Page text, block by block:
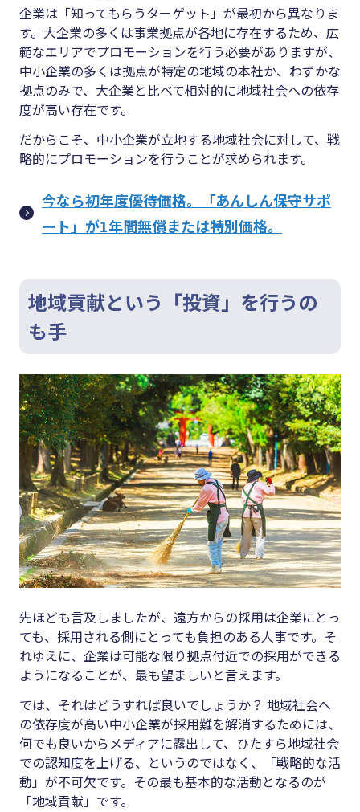
企業は「知ってもらうターゲット」が最初から異なりま
す。大企業の多くは事業拠点が各地に存在するため、広
範なエリアでプロモーションを行う必要がありますが、
中小企業の多くは拠点が特定の地域の本社か、わずかな
拠点のみで、大企業と比べて相対的に地域社会への依存
度が高い存在です。
だからこそ、中小企業が立地する地域社会に対して、戦
略的にプロモーションを行うことが求められます。
今なら初年度優待価格。「あんしん保守サポ
ート」が1年間無償または特別価格。
地域貢献という「投資」を行うの
も手
先ほども言及しましたが、遠方からの採用は企業にとっ
ても、採用される側にとっても負担のある人事です。そ
れゆえに、企業は可能な限り拠点付近での採用ができる
ようになることが、最も望ましいと言えます。
では、それはどうすれば良いでしょうか？ 地域社会へ
の依存度が高い中小企業が採用難を解消するためには、
何でも良いからメディアに露出して、ひたすら地域社会
での認知度を上げる、というのではなく、「戦略的な活
動」が不可欠です。その最も基本的な活動となるのが
「地域貢献」です。